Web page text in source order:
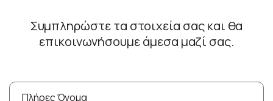
Συμπληρώστε τα στοιχεία σας και θα
επικοινωνήσουμε άμεσα μαζί σας.